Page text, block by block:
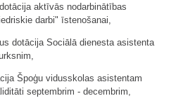
aktīvās nodarbinātības
darbi" īstenošanai,
dotācija Sociālā dienesta asistenta
Špoģu vidusskolas asistentam
septembrim - decembrim,